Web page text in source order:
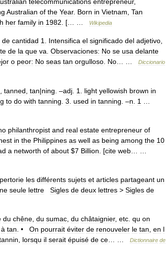
Australian of the Year. Born in Vietnam Tan
her family in 1982 . [… … Wikipedia
de cantidad 1 Intensifica el significado del adjetivo
de la que va Observaciones: No se usa delante
o peor: No seas tan orgulloso No
Diccionario
tanned tan|ning . –adj 1 light yellowish brown in
to do with tanning 3 used in tanning . –n 1
philanthropist and real estate entrepreneur of
in the Philippines as well as being among the 10
a networth of about $7 Billion . [cite web
les différents sujets et articles partageant un
seule lettre Sigles de deux lettres > Sigles de
du chêne du sumac du châtaignier, etc qu on
à tan . • On pourrait éviter de renouveler le tan en l
lorsqu il serait épuisé de ce Dictionnaire de